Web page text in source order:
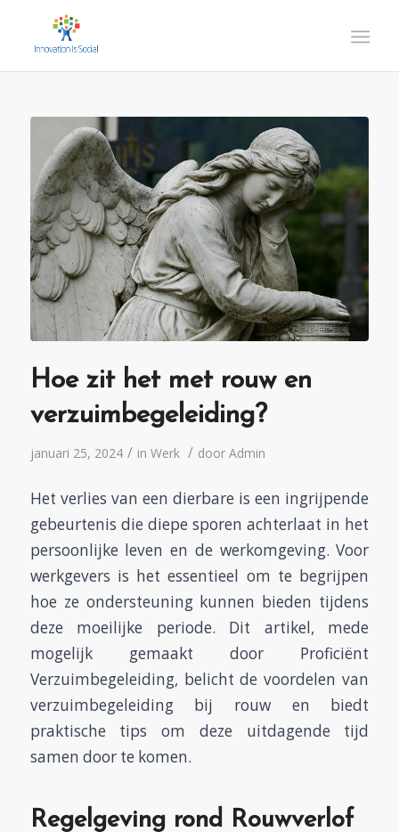
Hoe zit het met rouw en
verzuimbegeleiding?
januari 25, 2024 / in Werk / door Admin
Het verlies van een dierbare is een ingrijpende
gebeurtenis die diepe sporen achterlaat in het
persoonlijke leven en de werkomgeving. Voor
werkgevers is het essentieel om te begrijpen
hoe ze ondersteuning kunnen bieden tijdens
deze moeilijke periode. Dit artikel, mede
mogelijk gemaakt door Proficiënt
Verzuimbegeleiding, belicht de voordelen van
verzuimbegeleiding bij rouw en biedt
praktische tips om deze uitdagende tijd
samen door te komen.
Regelgeving rond Rouwverlof